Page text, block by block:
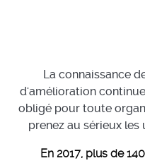
La connaissance
d'amélioration
obligé pour toute
prenez au sérieux
En 2017, plus de